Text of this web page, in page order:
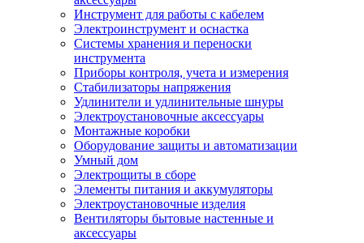
Инструмент для работы с кабелем
Электроинструмент и оснастка
Системы хранения и переноски
инструмента
Приборы контроля, учета и измерения
Стабилизаторы напряжения
Удлинители и удлинительные шнуры
Электроустановочные аксессуары
Монтажные коробки
Оборудование защиты и автоматизации
Умный дом
Электрощиты в сборе
Элементы питания и аккумуляторы
Электроустановочные изделия
Вентиляторы бытовые настенные и
аксессуары